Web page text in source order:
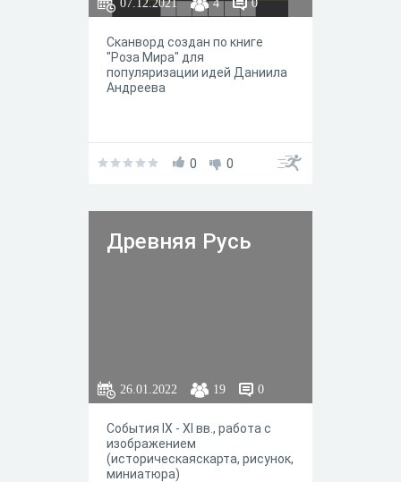
Сканворд создан по книге
"Роза Мира" для
популяризации идей Даниила
Андреева
0 0
Древняя Русь
26.01.2022 19 0
События IX - XI вв., работа с
изображением
(историческаяскарта, рисунок,
миниатюра)